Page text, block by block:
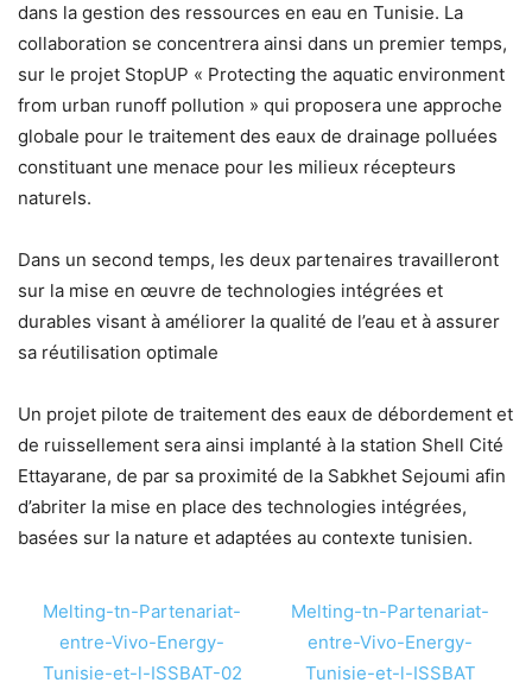
dans la gestion des ressources en eau en Tunisie. La
collaboration se concentrera ainsi dans un premier temps,
sur le projet StopUP « Protecting the aquatic environment
from urban runoff pollution » qui proposera une approche
globale pour le traitement des eaux de drainage polluées
constituant une menace pour les milieux récepteurs
naturels.
Dans un second temps, les deux partenaires travailleront
sur la mise en œuvre de technologies intégrées et
durables visant à améliorer la qualité de l’eau et à assurer
sa réutilisation optimale
Un projet pilote de traitement des eaux de débordement et
de ruissellement sera ainsi implanté à la station Shell Cité
Ettayarane, de par sa proximité de la Sabkhet Sejoumi afin
d’abriter la mise en place des technologies intégrées,
basées sur la nature et adaptées au contexte tunisien.
Melting-tn-Partenariat-
entre-Vivo-Energy-
Tunisie-et-l-ISSBAT-02
Melting-tn-Partenariat-
entre-Vivo-Energy-
Tunisie-et-l-ISSBAT